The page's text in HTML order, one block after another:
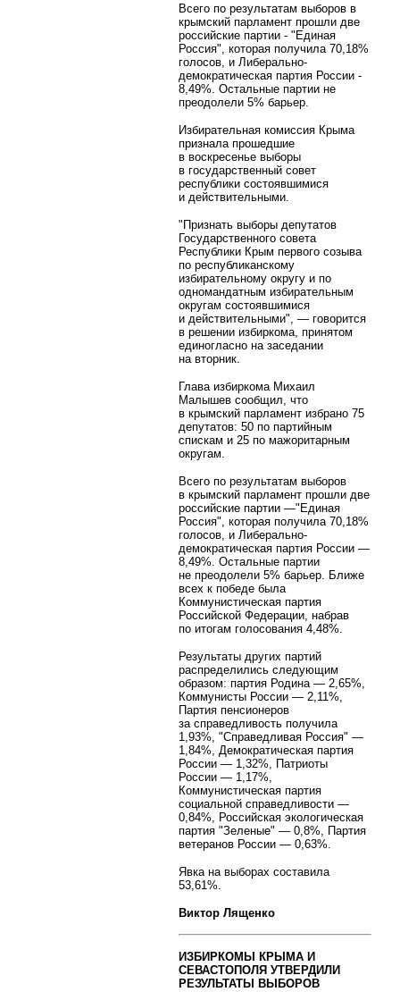
Всего по результатам выборов в
крымский парламент прошли две
российские партии - "Единая
Россия", которая получила 70,18%
голосов, и Либерально-
демократическая партия России -
8,49%. Остальные партии не
преодолели 5% барьер.
Избирательная комиссия Крыма
признала прошедшие
в воскресенье выборы
в государственный совет
республики состоявшимися
и действительными.
"Признать выборы депутатов
Государственного совета
Республики Крым первого созыва
по республиканскому
избирательному округу и по
одномандатным избирательным
округам состоявшимися
и действительными", — говорится
в решении избиркома, принятом
единогласно на заседании
на вторник.
Глава избиркома Михаил
Малышев сообщил, что
в крымский парламент избрано 75
депутатов: 50 по партийным
спискам и 25 по мажоритарным
округам.
Всего по результатам выборов
в крымский парламент прошли две
российские партии —"Единая
Россия", которая получила 70,18%
голосов, и Либерально-
демократическая партия России —
8,49%. Остальные партии
не преодолели 5% барьер. Ближе
всех к победе была
Коммунистическая партия
Российской Федерации, набрав
по итогам голосования 4,48%.
Результаты других партий
распределились следующим
образом: партия Родина — 2,65%,
Коммунисты России — 2,11%,
Партия пенсионеров
за справедливость получила
1,93%, "Справедливая Россия" —
1,84%, Демократическая партия
России — 1,32%, Патриоты
России — 1,17%,
Коммунистическая партия
социальной справедливости —
0,84%, Российская экологическая
партия "Зеленые" — 0,8%, Партия
ветеранов России — 0,63%.
Явка на выборах составила
53,61%.
Виктор Лященко
ИЗБИРКОМЫ КРЫМА И
СЕВАСТОПОЛЯ УТВЕРДИЛИ
РЕЗУЛЬТАТЫ ВЫБОРОВ